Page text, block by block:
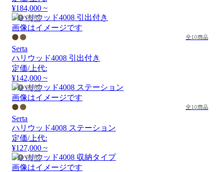
¥184,000 ~
廃盤
画像はイメージです
全10商品
Serta
ハリウッド4008 引出付き
定価/上代:
¥142,000 ~
廃盤
画像はイメージです
全10商品
Serta
ハリウッド4008 ステーション
定価/上代:
¥127,000 ~
廃盤
画像はイメージです